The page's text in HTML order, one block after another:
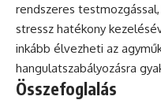
rendszeres
stressz hatékony
inkább élvezheti az
hangulatszabályozásra
Összefoglalás